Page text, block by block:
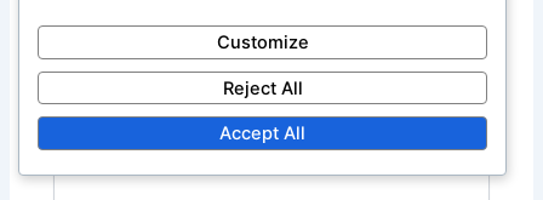
Customize
Reject All
Accept All